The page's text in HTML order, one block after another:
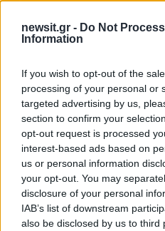
newsit.gr - Do Not
Information
If you wish to opt-out of the
processing of your personal or
targeted advertising by us,
section to confirm your
opt-out request is processed
interest-based ads based on
us or personal information
your opt-out. You may
disclosure of your personal
IAB’s list of downstream
also be disclosed by us to third
Υποβολή